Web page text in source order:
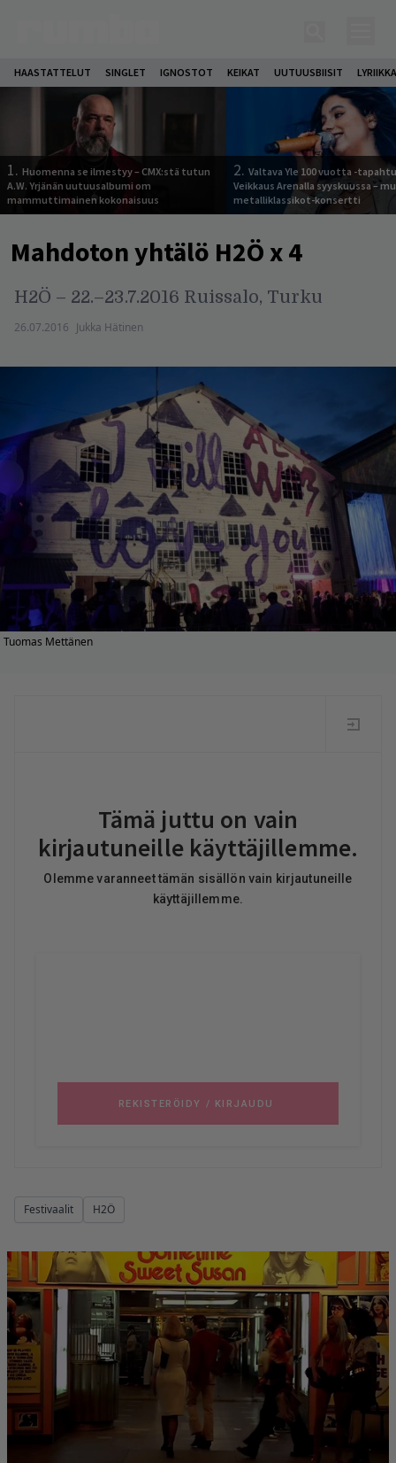
HAASTATTELUT SINGLET IGNOSTOT KEIKAT UUTUUSBIISIT
1. Huomenna se ilmestyy – CMX:stä tutun
A.W. Yrjänän uutuusalbumi om
mammuttimainen kokonaisuus
2. Valtava Yle 100 vuotta -
Veikkaus Arenalla syyskuussa –
metalliklassikot-konsertti
Mahdoton yhtälö H2Ö x 4
H2Ö – 22.–23.7.2016 Ruissalo, Turku
26.07.2016 Jukka Hätinen
Tuomas Mettänen
Festivaalit H2Ö